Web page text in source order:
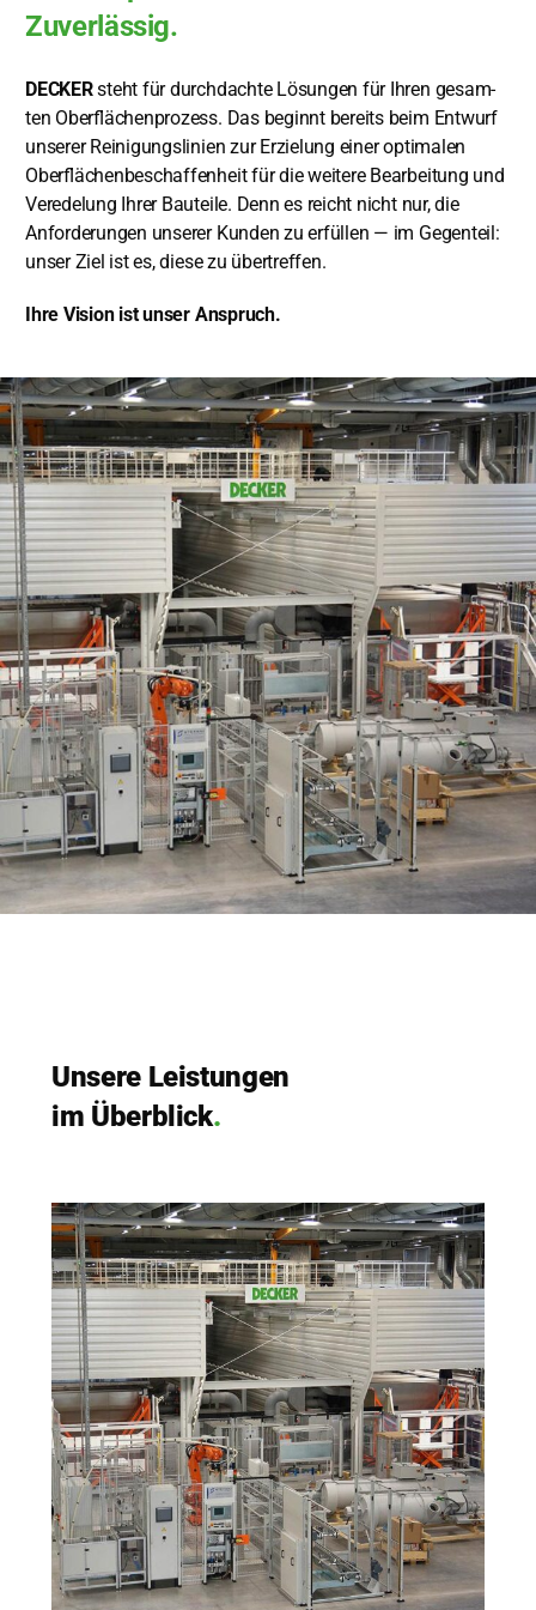
Ser­vice
Unter­neh­men
DE
Zuverlässig.
DECKERsteht für durch­dach­te Lösun­gen für Ihren gesam­
ten Ober­flä­chen­pro­zess. Das beginnt bereits beim Ent­wurf
unse­rer Rei­ni­gungs­li­ni­en zur Erzie­lung einer opti­ma­len
Ober­flä­chen­be­schaf­fen­heit für die wei­te­re Bear­bei­tung und
Ver­ede­lung Ihrer Bau­tei­le. Denn es reicht nicht nur, die
Anfor­de­run­gen unse­rer Kun­den zu erfül­len — im Gegen­teil:
unser Ziel ist es, die­se zu über­tref­fen.
Ihre Visi­on ist unser Anspruch.
Unse­re Leis­tun­gen
im Über­blick.